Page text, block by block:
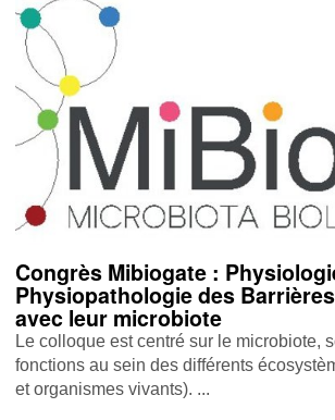
Congrès Mibiogate :
Physiopathologie des
avec leur microbiote
Le colloque est centré sur le microbiote,
fonctions au sein des différents
et organismes vivants). ...